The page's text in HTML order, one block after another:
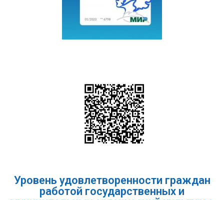
Уровень удовлетворенности граждан
работой государственных и